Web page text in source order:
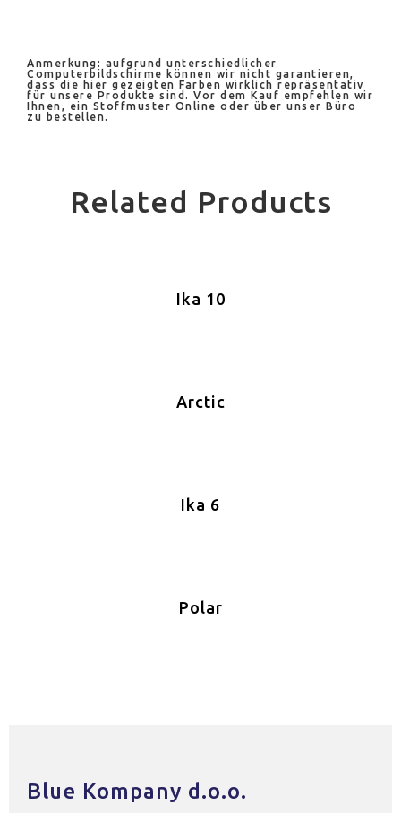
Anmerkung: aufgrund unterschiedlicher
Computerbildschirme können wir nicht garantieren,
dass die hier gezeigten Farben wirklich repräsentativ
für unsere Produkte sind. Vor dem Kauf empfehlen wir
Ihnen, ein Stoffmuster Online oder über unser Büro
zu bestellen.
Related Products
Ika 10
Arctic
Ika 6
Polar
Blue Kompany d.o.o.